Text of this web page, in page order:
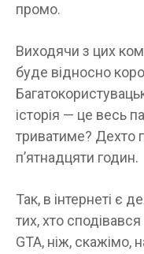
промо.
Виходячи з цих
буде відносно
історія — це весь
триватиме? Дехто
п’ятнадцяти годин.
Так, в інтернеті є
тих, хто
GTA, ніж, скажімо,